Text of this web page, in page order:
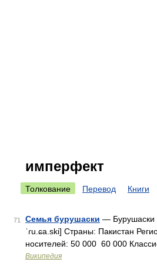
имперфект
Толкование Перевод Книги
71 Семья бурушаски — Бурушаски
ˈɾu.ɕa.ski] Страны: Пакистан
носителей: 50 000 60 000
Википедия